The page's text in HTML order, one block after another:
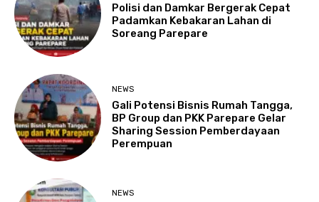
Polisi dan Damkar Bergerak Cepat
Padamkan Kebakaran Lahan di
Soreang Parepare
NEWS
Gali Potensi Bisnis Rumah Tangga,
BP Group dan PKK Parepare Gelar
Sharing Session Pemberdayaan
Perempuan
NEWS